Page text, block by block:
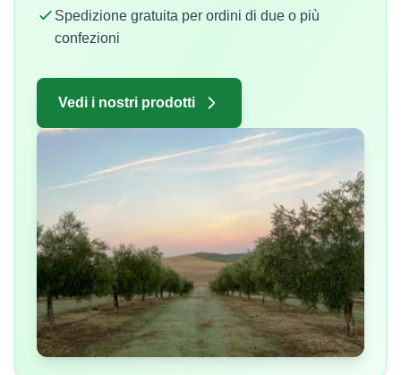
Spedizione gratuita per ordini di due o più
confezioni
Vedi i nostri prodotti